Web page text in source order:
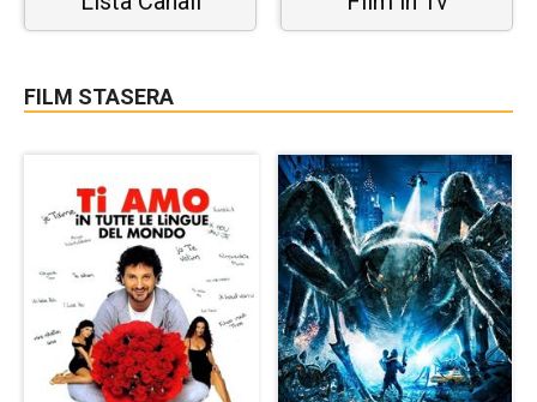
FILM STASERA